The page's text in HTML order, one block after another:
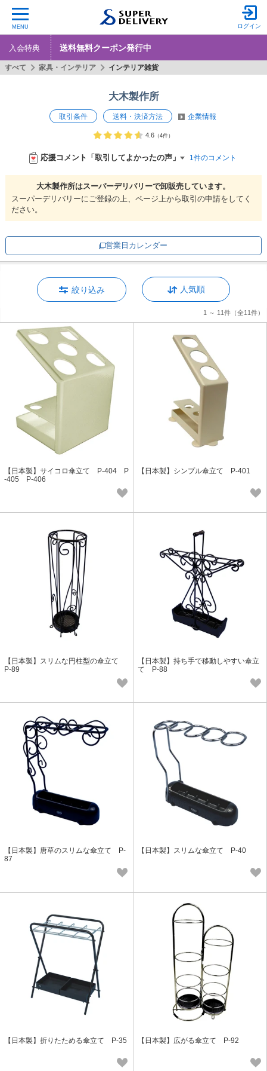
MENU ログイン
入会特典 送料無料クーポン発行中
大木製作所
取引条件 送料・決済方法 企業情報
4.6（4件）
応援コメント「取引してよかったの声」 1件のコメント
大木製作所はスーパーデリバリーで卸販売しています。
スーパーデリバリーにご登録の上、ページ上から取引の申請をしてく
ださい。
営業日カレンダー
すべて 家具・インテリア インテリア雑貨
絞り込み 人気順
1 ～ 11件 （全11件）
【日本製】サイコロ傘立て P-404 P
-405 P-406
【日本製】シンプル傘立て P-401
【日本製】スリムな円柱型の傘立て
P-89
【日本製】持ち手で移動しやすい傘立
て P-88
【日本製】唐草のスリムな傘立て P-
87
【日本製】スリムな傘立て P-40
【日本製】折りたためる傘立て P-35 【日本製】広がる傘立て P-92